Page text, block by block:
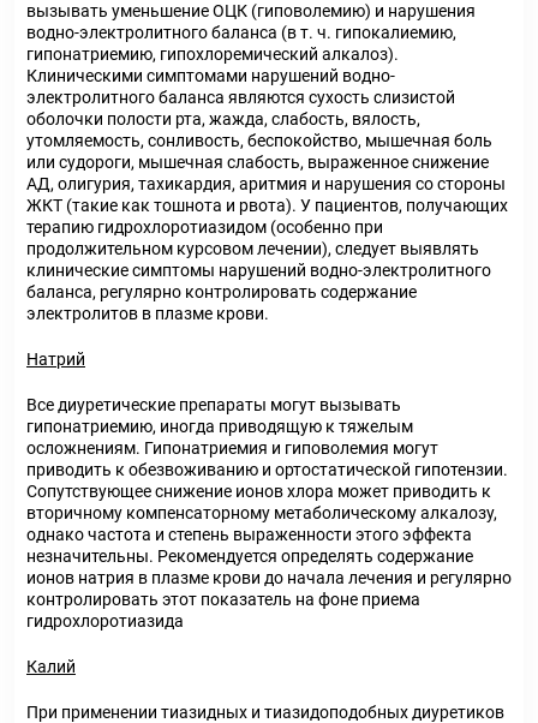
вызывать уменьшение ОЦК (гиповолемию) и нарушения
водно-электролитного баланса (в т. ч. гипокалиемию,
гипонатриемию, гипохлоремический алкалоз).
Клиническими симптомами нарушений водно-
электролитного баланса являются сухость слизистой
оболочки полости рта, жажда, слабость, вялость,
утомляемость, сонливость, беспокойство, мышечная боль
или судороги, мышечная слабость, выраженное снижение
АД, олигурия, тахикардия, аритмия и нарушения со стороны
ЖКТ (такие как тошнота и рвота). У пациентов, получающих
терапию гидрохлоротиазидом (особенно при
продолжительном курсовом лечении), следует выявлять
клинические симптомы нарушений водно-электролитного
баланса, регулярно контролировать содержание
электролитов в плазме крови.
Натрий
Все диуретические препараты могут вызывать
гипонатриемию, иногда приводящую к тяжелым
осложнениям. Гипонатриемия и гиповолемия могут
приводить к обезвоживанию и ортостатической гипотензии.
Сопутствующее снижение ионов хлора может приводить к
вторичному компенсаторному метаболическому алкалозу,
однако частота и степень выраженности этого эффекта
незначительны. Рекомендуется определять содержание
ионов натрия в плазме крови до начала лечения и регулярно
контролировать этот показатель на фоне приема
гидрохлоротиазида
Калий
При применении тиазидных и тиазидоподобных диуретиков